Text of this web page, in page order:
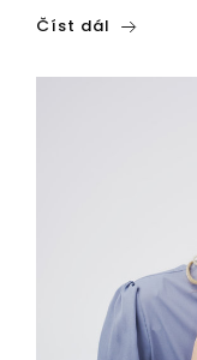
Číst dál